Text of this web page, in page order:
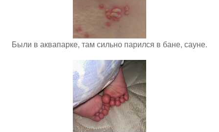
Были в аквапарке, там сильно парился в бане, сауне.